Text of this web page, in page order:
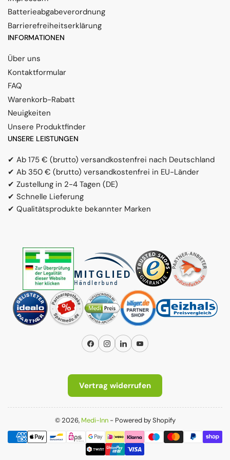
Batterieabgabeverordnung
Barrierefreiheitserklärung
INFORMATIONEN
Über uns
Kontaktformular
FAQ
Warenkorb-Rabatt
Neuigkeiten
Unsere Produktfinder
UNSERE LEISTUNGEN
✔ Ab 175 € (brutto) versandkostenfrei nach Deutschland
✔ Ab 350 € (brutto) versandkostenfrei in EU-Länder
✔ Zustellung in 2-4 Tagen (DE)
✔ Schnelle Lieferung
✔ Qualitätsprodukte bekannter Marken
FacebookInstagram
LinkedInYouTube
Vertrag widerrufen
© 2026, Medi-Inn- Powered by Shopify
Zahlungsmethoden